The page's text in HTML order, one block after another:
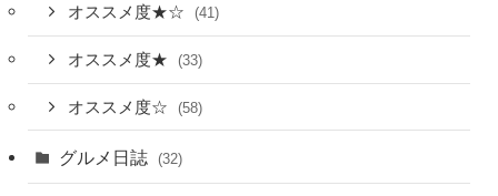
オススメ度★☆ (41)
オススメ度★ (33)
オススメ度☆ (58)
グルメ日誌 (32)